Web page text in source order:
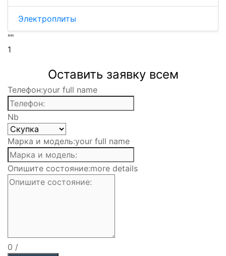
Электроплиты
""
1
Оставить заявку всем
Телефон:your full name
Nb
Марка и модель:your full name
Опишите состояние:more details
0 /